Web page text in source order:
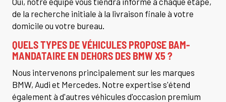
de la recherche initiale à la livraison finale à votre
domicile ou votre bureau.
QUELS TYPES DE VÉHICULES PROPOSE BAM-
MANDATAIRE EN DEHORS DES BMW X5 ?
Nous intervenons principalement sur les marques
BMW, Audi et Mercedes. Notre expertise s'étend
également à d'autres véhicules d'occasion premium